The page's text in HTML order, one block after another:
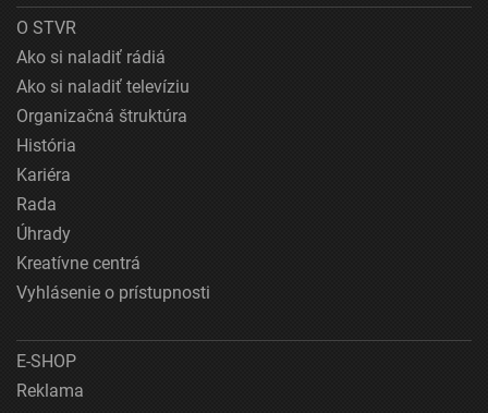
Špeciálne funkcie IAB:
Používanie presných údajov o geografickej
polohe
Identifikácia zariadení na základe aktívne
vyžiadaných informácií
Účely spracovania, ktoré nie sú v kompetencii IAB:
Potrebný
Výkon
Funkčné
Reklama
O STVR
Ako si naladiť rádiá
Ako si naladiť televíziu
Organizačná štruktúra
História
Kariéra
Rada
Úhrady
Kreatívne centrá
Vyhlásenie o prístupnosti
E-SHOP
Reklama